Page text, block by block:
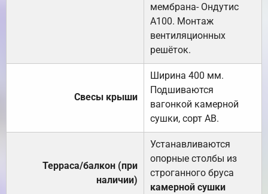
мембрана- Ондутис
А100. Монтаж
вентиляционных
решёток.
Свесы крыши
Ширина 400 мм.
Подшиваются
вагонкой камерной
сушки, сорт АВ.
Терраса/балкон (при
наличии)
Устанавливаются
опорные столбы из
строганного бруса
камерной сушки